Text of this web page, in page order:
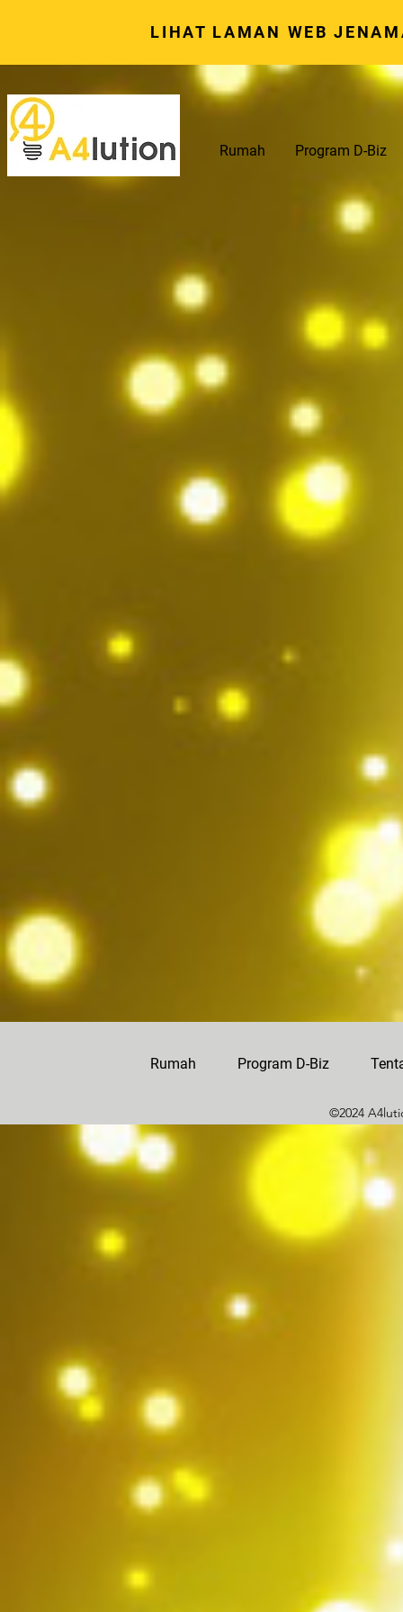
LIHAT LAMAN WEB
Rumah Program D-Biz
Rumah Program D-Biz
©2024